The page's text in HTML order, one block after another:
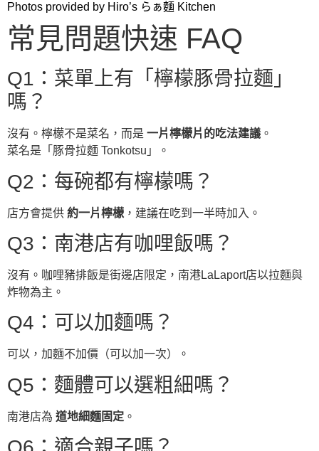
Photos provided by Hiro’s らぁ麵 Kitchen
常見問題快速 FAQ
Q1：菜單上有「檸檬豚骨拉麵」
嗎？
沒有。檸檬不是菜名，而是 一片檸檬片的吃法建議 。
菜名是「豚骨拉麵 Tonkotsu」。
Q2：每碗都有檸檬嗎？
店方會提供 約一片檸檬 ，建議在吃到一半時加入。
Q3：南港店有咖哩飯嗎？
沒有。咖哩豬排飯是街邊店限定，南港LaLaport店以拉麵與
炸物為主。
Q4：可以加麵嗎？
可以，加麵不加價（可以加一次）。
Q5：麵體可以選粗細嗎？
南港店為 道地細麵固定 。